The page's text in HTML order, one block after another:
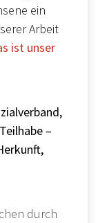
ein
Arbeit
ist unser
–
durch